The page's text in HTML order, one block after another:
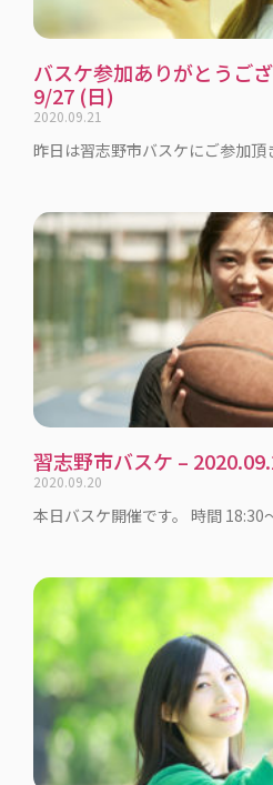
バスケ参加ありがとうご
9/27 (日)
2020.09.21
昨日は習志野市バスケにご参加頂
習志野市バスケ –
2020.09.20
本日バスケ開催です。 時間 18:30